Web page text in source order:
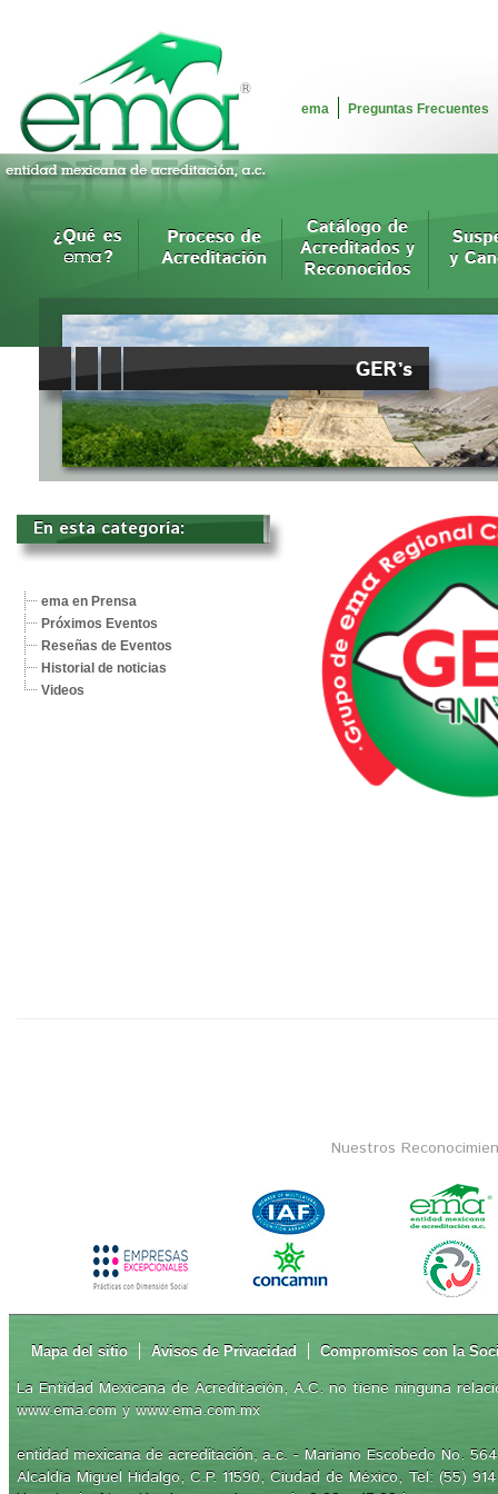
ema Preguntas Frecuentes
En esta categoría:
ema en Prensa
Próximos Eventos
Reseñas de Eventos
Historial de noticias
Videos
Nuestros
Mapa del sitio Avisos de Privacidad Compromisos con la
La Entidad Mexicana de Acreditación, A.C. no tiene ninguna
www.ema.com y www.ema.com.mx
entidad mexicana de acreditación, a.c. - Mariano Escobedo No.
Alcaldía Miguel Hidalgo, C.P. 11590, Ciudad de México, Tel: (55)